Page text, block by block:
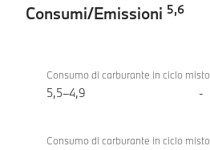
Consumi/Emissioni 5,6
318d
Berlina
Consumo di carburante in ciclo
5,5–4,9 -
Consumo di carburante in ciclo